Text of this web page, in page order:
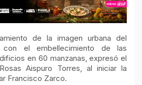
de la imagen urbana del
con el embellecimiento de las
en 60 manzanas, expresó el
Aispuro Torres, al iniciar la
Francisco Zarco.